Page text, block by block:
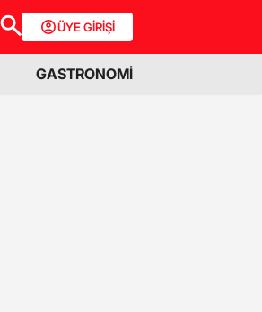
ÜYE GİRİŞİ
GASTRONOMİ